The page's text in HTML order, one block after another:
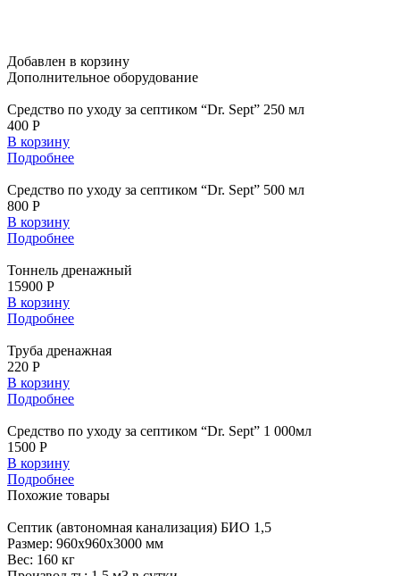
Добавлен в корзину
Дополнительное оборудование
Средство по уходу за септиком “Dr. Sept” 250 мл
400 Р
В корзину
Подробнее
Средство по уходу за септиком “Dr. Sept” 500 мл
800 Р
В корзину
Подробнее
Тоннель дренажный
15900 Р
В корзину
Подробнее
Труба дренажная
220 Р
В корзину
Подробнее
Средство по уходу за септиком “Dr. Sept” 1 000мл
1500 Р
В корзину
Подробнее
Похожие товары
Септик (автономная канализация) БИО 1,5
Размер: 960x960x3000 мм
Вес: 160 кг